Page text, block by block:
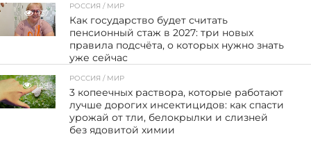
137
РОССИЯ / МИР
Как государство будет считать
пенсионный стаж в 2027: три новых
правила подсчёта, о которых нужно знать
уже сейчас
108
РОССИЯ / МИР
3 копеечных раствора, которые работают
лучше дорогих инсектицидов: как спасти
урожай от тли, белокрылки и слизней
без ядовитой химии